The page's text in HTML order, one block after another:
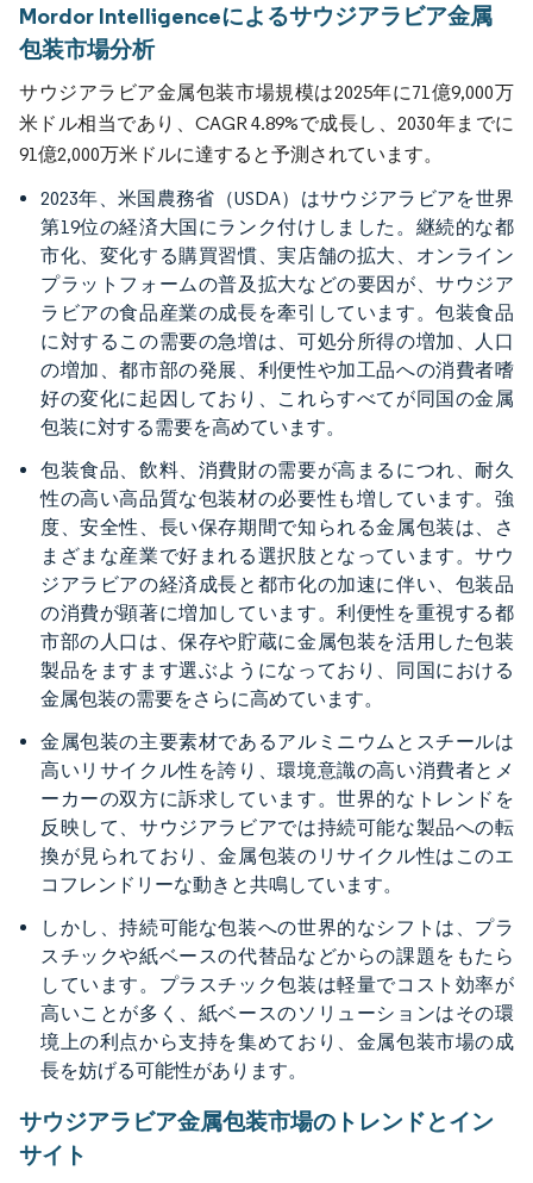
Mordor Intelligenceによるサウジアラビア金属
包装市場分析
サウジアラビア金属包装市場規模は2025年に71億9,000万
米ドル相当であり、CAGR 4.89%で成長し、2030年までに
91億2,000万米ドルに達すると予測されています。
2023年、米国農務省（USDA）はサウジアラビアを世界
第19位の経済大国にランク付けしました。継続的な都
市化、変化する購買習慣、実店舗の拡大、オンライン
プラットフォームの普及拡大などの要因が、サウジア
ラビアの食品産業の成長を牽引しています。包装食品
に対するこの需要の急増は、可処分所得の増加、人口
の増加、都市部の発展、利便性や加工品への消費者嗜
好の変化に起因しており、これらすべてが同国の金属
包装に対する需要を高めています。
包装食品、飲料、消費財の需要が高まるにつれ、耐久
性の高い高品質な包装材の必要性も増しています。強
度、安全性、長い保存期間で知られる金属包装は、さ
まざまな産業で好まれる選択肢となっています。サウ
ジアラビアの経済成長と都市化の加速に伴い、包装品
の消費が顕著に増加しています。利便性を重視する都
市部の人口は、保存や貯蔵に金属包装を活用した包装
製品をますます選ぶようになっており、同国における
金属包装の需要をさらに高めています。
金属包装の主要素材であるアルミニウムとスチールは
高いリサイクル性を誇り、環境意識の高い消費者とメ
ーカーの双方に訴求しています。世界的なトレンドを
反映して、サウジアラビアでは持続可能な製品への転
換が見られており、金属包装のリサイクル性はこのエ
コフレンドリーな動きと共鳴しています。
しかし、持続可能な包装への世界的なシフトは、プラ
スチックや紙ベースの代替品などからの課題をもたら
しています。プラスチック包装は軽量でコスト効率が
高いことが多く、紙ベースのソリューションはその環
境上の利点から支持を集めており、金属包装市場の成
長を妨げる可能性があります。
サウジアラビア金属包装市場のトレンドとイン
サイト